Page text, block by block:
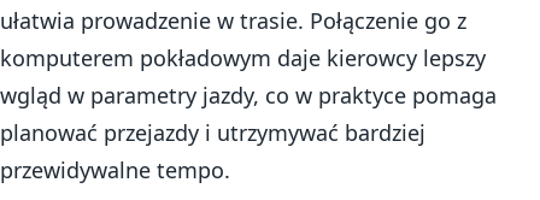
ułatwia prowadzenie w trasie. Połączenie go z
komputerem pokładowym daje kierowcy lepszy
wgląd w parametry jazdy, co w praktyce pomaga
planować przejazdy i utrzymywać bardziej
przewidywalne tempo.